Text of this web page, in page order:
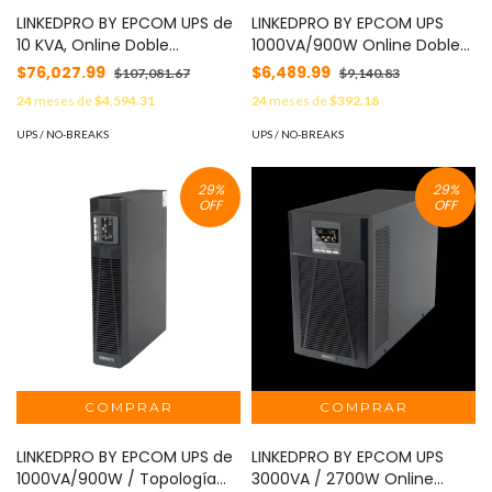
LINKEDPRO BY EPCOM UPS de
10 KVA, Online Doble
Conversión, 3F 200 - 240
Vac de Entrada, 3F 200 - 240
Vac de Salida MOD: LP10KYDC
$76,027.99 $107,081.67
24meses de$4,594.31
UPS / NO-BREAKS
LINKEDPRO BY EPCOM UPS
1000VA/900W Online Doble
Conversión /Pantalla LCD / 3
tomas 5-15R / Regulación de
Voltaje / Protección RJ45
MOD: LP1KOLT
$6,489.99 $9,140.83
24meses de$392.18
UPS / NO-BREAKS
29%
OFF
LINKEDPRO BY EPCOM UPS de
1000VA/900W / Topología
29%
OFF
LINKEDPRO BY EPCOM UPS
3000VA / 2700W Online